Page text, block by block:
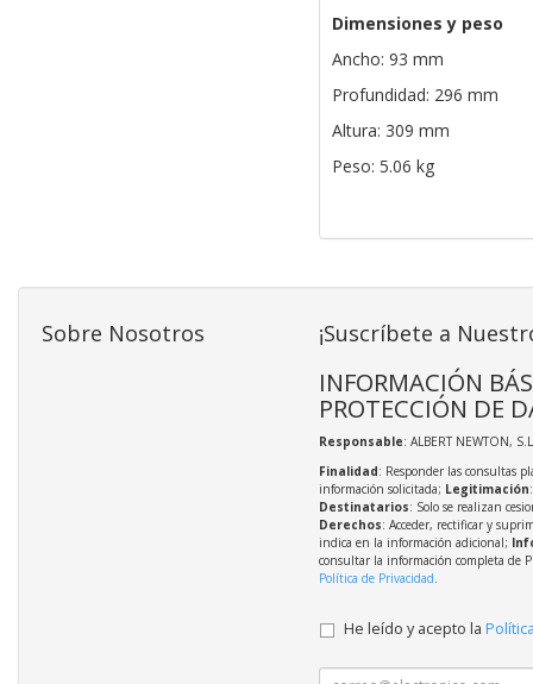
Dimensiones y peso
Ancho: 93 mm
Profundidad: 296 mm
Altura: 309 mm
Peso: 5.06 kg
Sobre Nosotros ¡Suscríbete a
INFORMACIÓN
PROTECCIÓN DE
Responsable: ALBERT NEWTON,
Finalidad: Responder las consultas
información solicitada; Legitimación
Destinatarios: Solo se realizan
Derechos: Acceder, rectificar y
indica en la información adicional;
consultar la información completa de
Política de Privacidad.
He leído y acepto la